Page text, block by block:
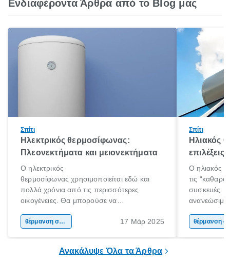
Ενδιαφέροντα Άρθρα από το Blog μας
Σπίτι
Ηλεκτρικός θερμοσίφωνας:
Πλεονεκτήματα και μειονεκτήματα
Ο ηλεκτρικός
θερμοσίφωνας χρησιμοποιείται εδώ και
πολλά χρόνια από τις περισσότερες
οικογένειες. Θα μπορούσε να
θέρμανσης νερού αλλά σίγουρα είναι η
θέρμανση σπιτιού 17 Μάρ 2025
Σπίτι
Ηλιακός
επιλέξεις
Ο ηλιακός
τις
συσκευές.
ανανεώσιμη
για την
Ανακάλυψε Όλα τα Άρθρα